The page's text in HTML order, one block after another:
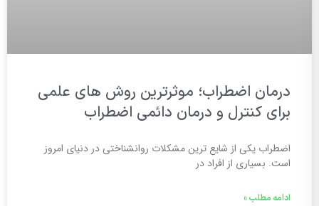
درمان اضطراب؛ موثرترین روش های علمی
برای کنترل و درمان دائمی اضطراب
اضطراب یکی از شایع ترین مشکلات روانشناختی در دنیای امروز
است. بسیاری از افراد در
ادامه مطلب »